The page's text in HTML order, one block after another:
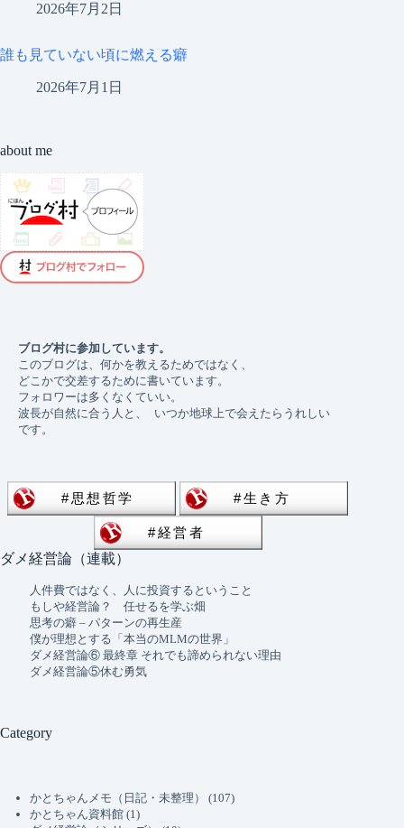
2026年7月2日
誰も見ていない頃に燃える癖
2026年7月1日
about me
ブログ村に参加しています。
このブログは、何かを教えるためではなく、
どこかで交差するために書いています。
フォロワーは多くなくていい。
波長が自然に合う人と、 いつか地球上で会えたらうれしい
です。
ダメ経営論（連載）
人件費ではなく、人に投資するということ
もしや経営論？ 任せるを学ぶ畑
思考の癖 – パターンの再生産
僕が理想とする「本当のMLMの世界」
ダメ経営論⑥ 最終章 それでも諦められない理由
ダメ経営論⑤休む勇気
Category
かとちゃんメモ（日記・未整理）
(107)
かとちゃん資料館(1)